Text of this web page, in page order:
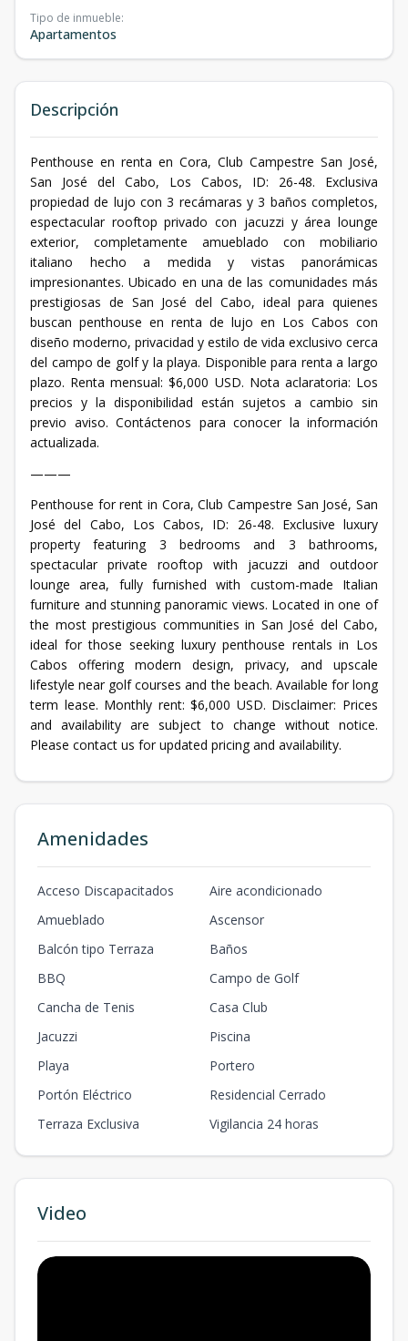
Tipo de inmueble:
Apartamentos
Descripción
Penthouse en renta en Cora, Club Campestre San José,
San José del Cabo, Los Cabos, ID: 26-48. Exclusiva
propiedad de lujo con 3 recámaras y 3 baños completos,
espectacular rooftop privado con jacuzzi y área lounge
exterior, completamente amueblado con mobiliario
italiano hecho a medida y vistas panorámicas
impresionantes. Ubicado en una de las comunidades más
prestigiosas de San José del Cabo, ideal para quienes
buscan penthouse en renta de lujo en Los Cabos con
diseño moderno, privacidad y estilo de vida exclusivo cerca
del campo de golf y la playa. Disponible para renta a largo
plazo. Renta mensual: $6,000 USD. Nota aclaratoria: Los
precios y la disponibilidad están sujetos a cambio sin
previo aviso. Contáctenos para conocer la información
actualizada.
———
Penthouse for rent in Cora, Club Campestre San José, San
José del Cabo, Los Cabos, ID: 26-48. Exclusive luxury
property featuring 3 bedrooms and 3 bathrooms,
spectacular private rooftop with jacuzzi and outdoor
lounge area, fully furnished with custom-made Italian
furniture and stunning panoramic views. Located in one of
the most prestigious communities in San José del Cabo,
ideal for those seeking luxury penthouse rentals in Los
Cabos offering modern design, privacy, and upscale
lifestyle near golf courses and the beach. Available for long
term lease. Monthly rent: $6,000 USD. Disclaimer: Prices
and availability are subject to change without notice.
Please contact us for updated pricing and availability.
Amenidades
Acceso Discapacitados
Aire acondicionado
Amueblado
Ascensor
Balcón tipo Terraza
Baños
BBQ
Campo de Golf
Cancha de Tenis
Casa Club
Jacuzzi
Piscina
Playa
Portero
Portón Eléctrico
Residencial Cerrado
Terraza Exclusiva
Vigilancia 24 horas
Video